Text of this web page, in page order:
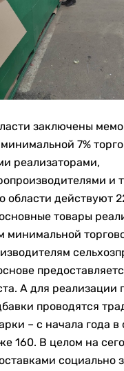
заключены
7%
реализаторами,
и
области действуют
товары
минимальной
А для реализации
проводятся
– с начала года в
160. В целом на
социально